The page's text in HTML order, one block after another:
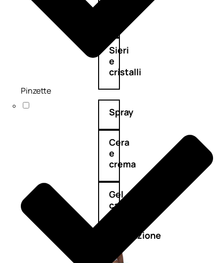
Sieri
e
cristalli
Spray
Cera
e
crema
Gel
capelli
Colorazione
Pinzette